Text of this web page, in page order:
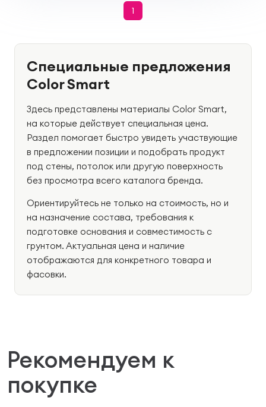
1
Специальные предложения
Color Smart
Здесь представлены материалы Color Smart,
на которые действует специальная цена.
Раздел помогает быстро увидеть участвующие
в предложении позиции и подобрать продукт
под стены, потолок или другую поверхность
без просмотра всего каталога бренда.
Ориентируйтесь не только на стоимость, но и
на назначение состава, требования к
подготовке основания и совместимость с
грунтом. Актуальная цена и наличие
отображаются для конкретного товара и
фасовки.
Рекомендуем к
покупке